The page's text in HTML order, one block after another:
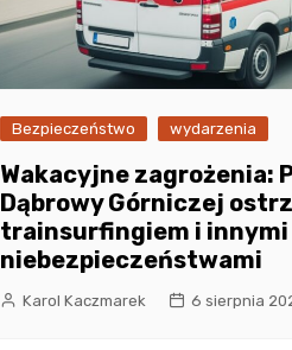
Bezpieczeństwo wydarzenia
Wakacyjne zagrożenia:
Dąbrowy Górniczej
trainsurfingiem i innymi
niebezpieczeństwami
Karol Kaczmarek 6 sierpnia